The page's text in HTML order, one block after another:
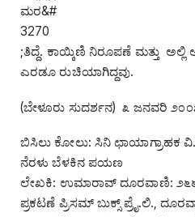
ಮರ&#
3270
;ತಿದ್ದೆ. ಕಾಯ್ಕಿಣಿ ನಿರೂಪಣೆ ಮತ್ತು
ಎರಡೂ ರುಚಿಯಾಗಿದ್ದವು.
(ಬೇಳೂರು ಸುದರ್ಶನ) ೩ ಜನವರಿ
ಬಿಸಿಲು ಕೋಲು: ಸಿನಿ ಛಾಯಾಗ್ರಾಹಕ
ನೆರಳು ಬೆಳಕಿನ ಪಯಣ
ಲೇಖಕಿ: ಉಮಾರಾವ್ ದೂರವಾಣಿ:
ಪ್ರಕಟಣೆ ಪ್ರಿಸಮ್ ಬುಕ್ಸ್ ಪ್ರೈ.ಲಿ.,